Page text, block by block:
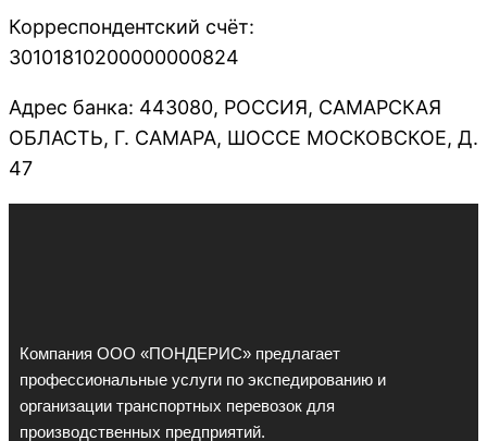
Корреспондентский счёт:
30101810200000000824
Адрес банка: 443080, РОССИЯ, САМАРСКАЯ
ОБЛАСТЬ, Г. САМАРА, ШОССЕ МОСКОВСКОЕ, Д.
47
Компания ООО «ПОНДЕРИС» предлагает
профессиональные услуги по экспедированию и
организации транспортных перевозок для
производственных предприятий.